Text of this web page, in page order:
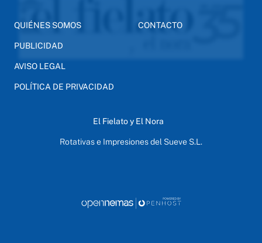
QUIÉNES SOMOS
PUBLICIDAD
AVISO LEGAL
POLÍTICA DE PRIVACIDAD
CONTACTO
El Fielato y El Nora
Rotativas e Impresiones del Sueve S.L.